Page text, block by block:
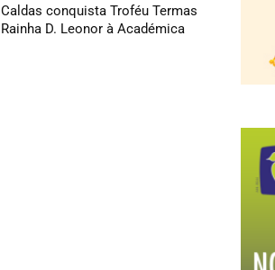
Caldas conquista Troféu Termas
Rainha D. Leonor à Académica